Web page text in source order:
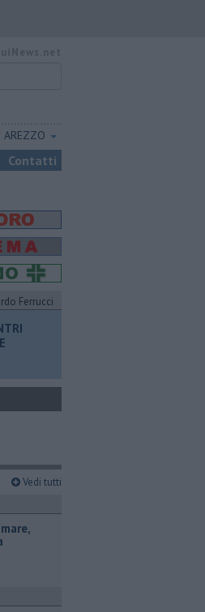
AREZZO
Contatti
Ferrucci
Vedi tutti